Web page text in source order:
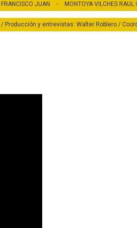
JUAN - MONTOYA VILCHES RAUL
Producción y entrevistas: Walter Roblero /